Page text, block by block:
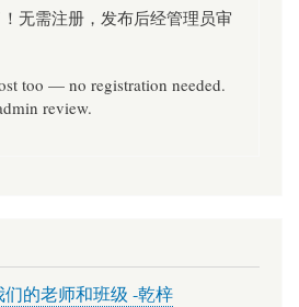
无需注册，发布后经管理员审
too — no registration needed.
review.
的老师和班级 -乾梓